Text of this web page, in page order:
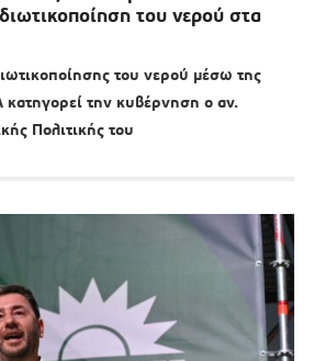
του νερού στα
του νερού μέσω της
την κυβέρνηση ο αν.
Πολιτικής του